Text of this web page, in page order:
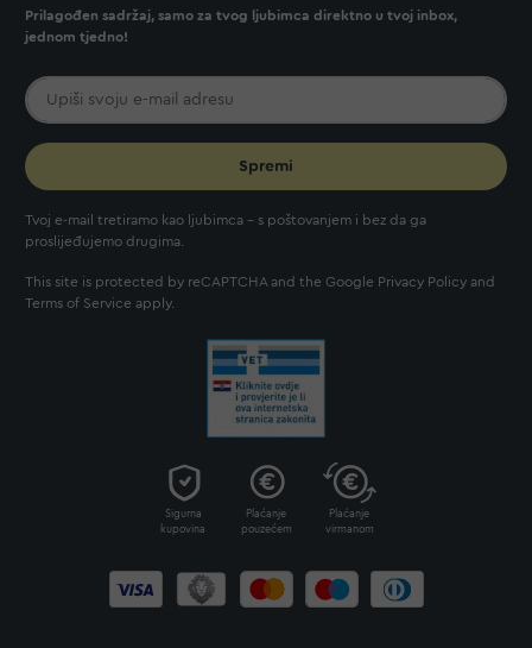
Prilagođen sadržaj, samo za tvog ljubimca direktno u tvoj inbox,
jednom tjedno!
Spremi
Tvoj e-mail tretiramo kao ljubimca - s poštovanjem i bez da ga
proslijeđujemo drugima.
This site is protected by reCAPTCHA and the Google Privacy Policy and
Terms of Service apply.
Sigurna
kupovina
Plaćanje
pouzećem
Plaćanje
virmanom